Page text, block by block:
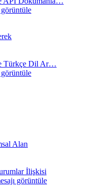
görüntüle
Türkçe Dil Ar…
görüntüle
Alan
İlişkisi
görüntüle